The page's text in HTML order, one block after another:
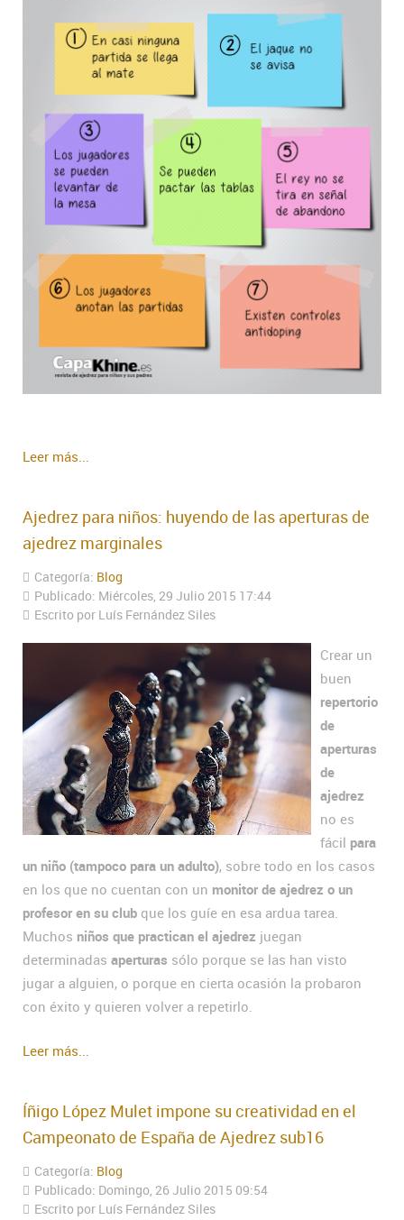
Leer más...
Ajedrez para niños: huyendo de las aperturas de
ajedrez marginales
Categoría: Blog
Publicado: Miércoles, 29 Julio 2015 17:44
Escrito por Luís Fernández Siles
Crear un
buen
repertorio
de
aperturas
de
ajedrez
no es
fácil para
un niño (tampoco para un adulto), sobre todo en los casos
en los que no cuentan con un monitor de ajedrez o un
profesor en su club que los guíe en esa ardua tarea.
Muchos niños que practican el ajedrez juegan
determinadas aperturas sólo porque se las han visto
jugar a alguien, o porque en cierta ocasión la probaron
con éxito y quieren volver a repetirlo.
Leer más...
Íñigo López Mulet impone su creatividad en el
Campeonato de España de Ajedrez sub16
Categoría: Blog
Publicado: Domingo, 26 Julio 2015 09:54
Escrito por Luís Fernández Siles